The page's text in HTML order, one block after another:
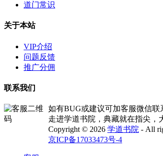
道门常识
关于本站
VIP介绍
问题反馈
推广分佣
联系我们
如有BUG或建议可加客服微信联
走进学道书院，典藏就在指尖，
Copyright © 2026 学道书院 - All
京ICP备17033473号-4